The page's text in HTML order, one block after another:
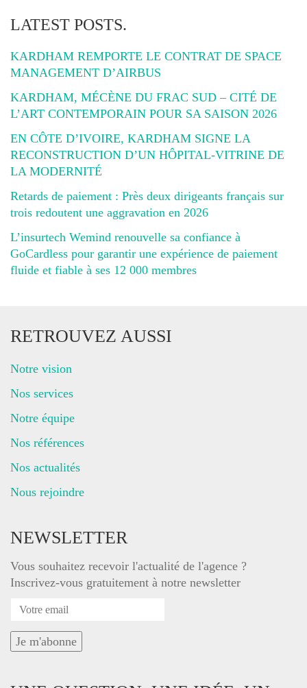
LATEST POSTS.
KARDHAM REMPORTE LE CONTRAT DE SPACE
MANAGEMENT D’AIRBUS
KARDHAM, MÉCÈNE DU FRAC SUD – CITÉ DE
L’ART CONTEMPORAIN POUR SA SAISON 2026
EN CÔTE D’IVOIRE, KARDHAM SIGNE LA
RECONSTRUCTION D’UN HÔPITAL-VITRINE DE
LA MODERNITÉ
Retards de paiement : Près deux dirigeants français sur
trois redoutent une aggravation en 2026
L’insurtech Wemind renouvelle sa confiance à
GoCardless pour garantir une expérience de paiement
fluide et fiable à ses 12 000 membres
RETROUVEZ AUSSI
Notre vision
Nos services
Notre équipe
Nos références
Nos actualités
Nous rejoindre
NEWSLETTER
Vous souhaitez recevoir l'actualité de l'agence ?
Inscrivez-vous gratuitement à notre newsletter